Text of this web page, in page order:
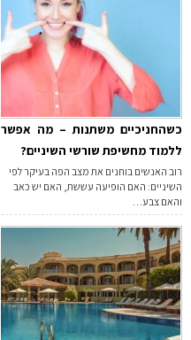
כשהחניכיים משתנות – מה אפשר
ללמוד מחשיפת שורשי השיניים?
רוב האנשים בוחנים את מצב הפה בעיקר לפי
השיניים: האם הופיעה עששת, האם יש כאב
והאם צבע…